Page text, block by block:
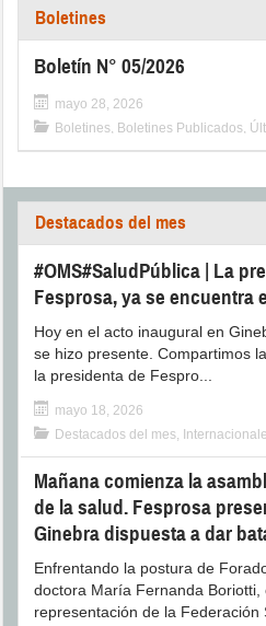
Boletines
Boletín N° 05/2026
mayo 28, 2026
Boletines, Boletines Publicados,
Destacados del mes
#OMS#SaludPública | La
Fesprosa, ya se encuentra
Hoy en el acto inaugural en
se hizo presente. Compartimos
la presidenta de Fespro...
mayo 18, 2026
Destacados del mes,
Mañana comienza la
de la salud. Fesprosa
Ginebra dispuesta a dar
Enfrentando la postura de
doctora María Fernanda Boriotti,
representación de la Federación